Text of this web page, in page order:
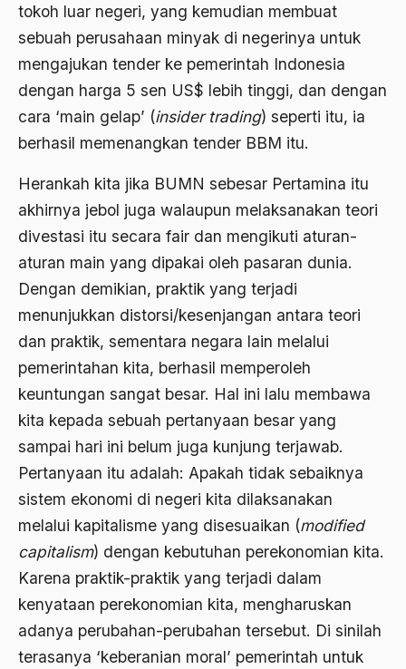
tokoh luar negeri, yang kemudian membuat
sebuah perusahaan minyak di negerinya untuk
mengajukan tender ke pemerintah Indonesia
dengan harga 5 sen US$ lebih tinggi, dan dengan
cara ‘main gelap’ (insider trading) seperti itu, ia
berhasil memenangkan tender BBM itu.
Herankah kita jika BUMN sebesar Pertamina itu
akhirnya jebol juga walaupun melaksanakan teori
divestasi itu secara fair dan mengikuti aturan-
aturan main yang dipakai oleh pasaran dunia.
Dengan demikian, praktik yang terjadi
menunjukkan distorsi/kesenjangan antara teori
dan praktik, sementara negara lain melalui
pemerintahan kita, berhasil memperoleh
keuntungan sangat besar. Hal ini lalu membawa
kita kepada sebuah pertanyaan besar yang
sampai hari ini belum juga kunjung terjawab.
Pertanyaan itu adalah: Apakah tidak sebaiknya
sistem ekonomi di negeri kita dilaksanakan
melalui kapitalisme yang disesuaikan (modified
capitalism) dengan kebutuhan perekonomian kita.
Karena praktik-praktik yang terjadi dalam
kenyataan perekonomian kita, mengharuskan
adanya perubahan-perubahan tersebut. Di sinilah
terasanya ‘keberanian moral’ pemerintah untuk
Akhlaq
Akidah
Aktivis
akulturasi budaya
Al Asnawi
al qaeda
Al-Azhar
Al-Ghazali
Al-Ikhwanu Al-Muslimun
al-Khalil Ibnu Ahmad al-Farahidi
Al-Maududi
Al-qua'an dan Hadist
al-quran
Alexander Solzhenitsyin
Ali Khomeini